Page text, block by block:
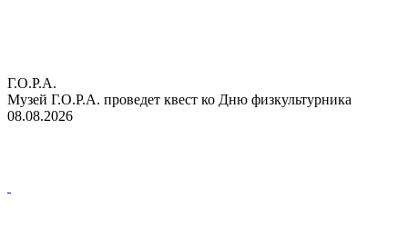
Г.О.Р.А.
Музей Г.О.Р.А. проведет квест ко Дню физкультурника
08.08.2026